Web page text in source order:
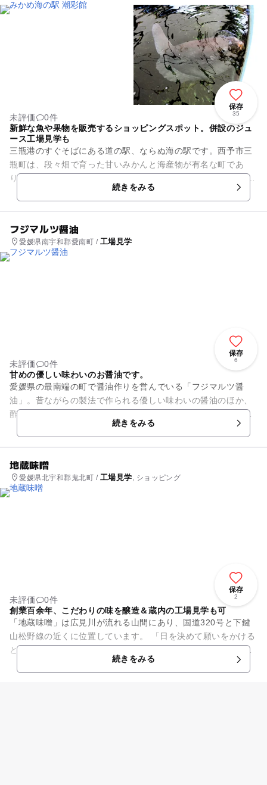
保存
35
未評価
0件
新鮮な魚や果物を販売するショッピングスポット。併設のジュ
ース工場見学も
三瓶港のすぐそばにある道の駅、ならぬ海の駅です。西予市三
瓶町は、段々畑で育った甘いみかんと海産物が有名な町であ
り、こちらには直売所とジュースをつくる工場があります。 直
売所には漁港のそばならで...続きをみる
フジマルツ醤油
愛媛県南宇和郡愛南町 / 工場見学
保存
6
未評価
0件
甘めの優しい味わいのお醤油です。
愛媛県の最南端の町で醤油作りを営んでいる「フジマルツ醤
油」。昔ながらの製法で作られる優しい味わいの醤油のほか、
酢やポン酢醤油、また地元で作られている果物「えひめ愛南ゴ
ールド」を使った卵かけしょう...
続きをみる
地蔵味噌
愛媛県北宇和郡鬼北町 / 工場見学, ショッピング
保存
2
未評価
0件
創業百余年、こだわりの味を醸造＆蔵内の工場見学も可
「地蔵味噌」は広見川が流れる山間にあり、国道320号と下鍵
山松野線の近くに位置しています。 「日を決めて願いをかける
とご利益を授かる」と信仰され、地元の人々に愛されている
続きをみる